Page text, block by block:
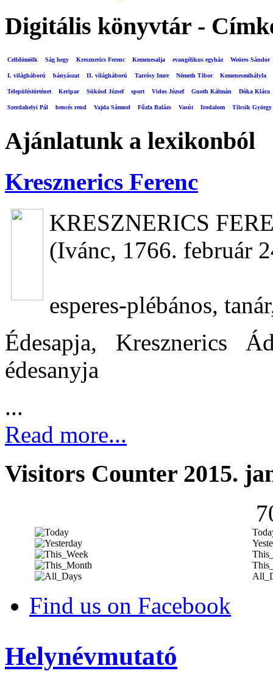
Digitális könyvtár -
Celldömölk Ság hegy Kresznerics Ferenc Kemenesalja evangélikus egyház Weöres Sándor
I. világháború bányászat II. világháború Tarrósy Imre Németh Tibor Kemenesmihályfa
Településtörténet Keripar Sükösd József sport Vidos József Guoth Kálmán Dóka Klára
Szerdahelyi Pál bencés rend Vajda Sámuel Fűzfa Balázs Vasút Irodalom Tilcsik György
Ajánlatunk a lexikonból
Kresznerics Ferenc
KRESZNERICS
(Ivánc, 1766. február
esperes-plébános,
Édesapja, Kresznerics
édesanyja
...
Read more...
Visitors Counter 2015.
Find us on Facebook
Helynévmutató